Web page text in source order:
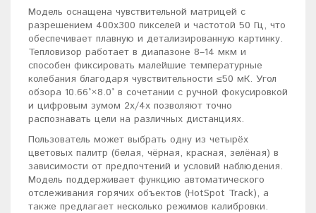
Модель оснащена чувствительной матрицей с
разрешением 400x300 пикселей и частотой 50 Гц, что
обеспечивает плавную и детализированную картинку.
Тепловизор работает в диапазоне 8–14 мкм и
способен фиксировать малейшие температурные
колебания благодаря чувствительности ≤50 мК. Угол
обзора 10.66°×8.0° в сочетании с ручной фокусировкой
и цифровым зумом 2х/4х позволяют точно
распознавать цели на различных дистанциях.
Пользователь может выбрать одну из четырёх
цветовых палитр (белая, чёрная, красная, зелёная) в
зависимости от предпочтений и условий наблюдения.
Модель поддерживает функцию автоматического
отслеживания горячих объектов (HotSpot Track), а
также предлагает несколько режимов калибровки.